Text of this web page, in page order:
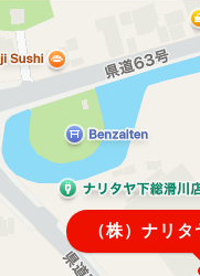
（株）ナリ